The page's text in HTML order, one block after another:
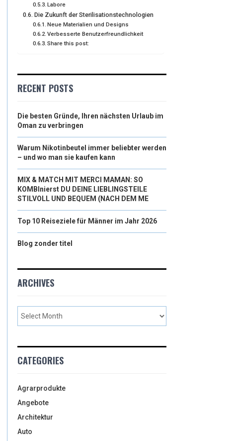
Labore
Die Zukunft der Sterilisationstechnologien
Neue Materialien und Designs
Verbesserte Benutzerfreundlichkeit
Share this post:
RECENT POSTS
Die besten Gründe, Ihren nächsten Urlaub im
Oman zu verbringen
Warum Nikotinbeutel immer beliebter werden
– und wo man sie kaufen kann
MIX & MATCH MIT MERCI MAMAN: SO
KOMBInierst DU DEINE LIEBLINGSTEILE
STILVOLL UND BEQUEM (NACH DEM ME
Top 10 Reiseziele für Männer im Jahr 2026
Blog zonder titel
ARCHIVES
CATEGORIES
Agrarprodukte
Angebote
Architektur
Auto